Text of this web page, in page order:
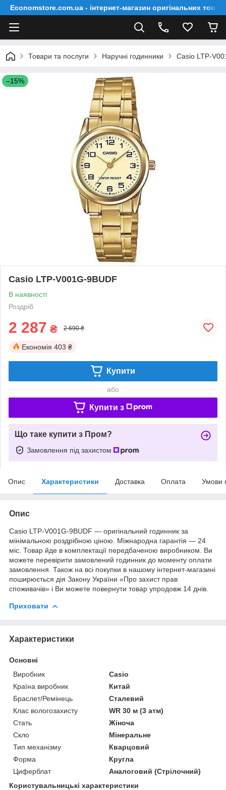
Economstore.com.ua - інтернет-магазин оригінальних
Товари та послуги Наручні годинники Casio LTP-
–15%
Casio LTP-V001G-9BUDF
В наявності
Роздріб
2 287 ₴ 2 690 ₴
Економія 403 ₴
Купити
або
Купити з
Що таке купити з Пром?
Замовлення під захистом
Опис Характеристики Доставка Оплата Умови
Опис
Casio LTP-V001G-9BUDF — оригінальний годинник за
мінімальною роздрібною ціною. Міжнародна гарантія — 24
міс. Товар йде в комплектації передбаченою виробником. Ви
можете перевірити замовлений годинник до моменту оплати
замовлення. Також на всі покупки в нашому інтернет-магазині
поширюється дія Закону України «Про захист прав
споживачів» і Ви можете повернути товар упродовж 14 днів.
Приховати
Характеристики
Основні
Виробник
Casio
Країна виробник
Китай
Браслет/Ремінець
Сталевий
Клас вологозахисту
WR 30 м (3 атм)
Стать
Жіноча
Скло
Мінеральне
Тип механізму
Кварцовий
Форма
Кругла
Циферблат
Аналоговий (Стрілочний)
Користувальницькі характеристики